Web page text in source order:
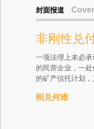
封面报道
非刚性兑
一项法理上未必
的民营企业，一
的矿产信托计划
刚兑何难